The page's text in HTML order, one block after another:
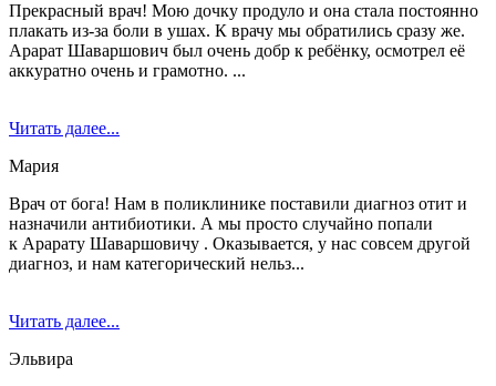
Прекрасный врач! Мою дочку продуло и она стала постоянно
плакать из-за боли в ушах. К врачу мы обратились сразу же.
Арарат Шаваршович был очень добр к ребёнку, осмотрел её
аккуратно очень и грамотно. ...
Читать далее...
Мария
Врач от бога! Нам в поликлинике поставили диагноз отит и
назначили антибиотики. А мы просто случайно попали
к Арарату Шаваршовичу . Оказывается, у нас совсем другой
диагноз, и нам категорический нельз...
Читать далее...
Эльвира